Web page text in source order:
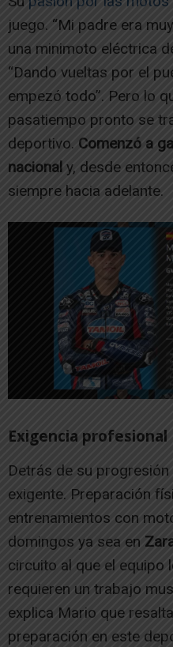
juego. “Mi padre era
una minimoto eléctrica
“Dando vueltas por el
empezó todo”. Pero lo
pasatiempo pronto se
deportivo. Comenzó a
nacional y, desde
siempre hacia adelante.
Exigencia profesional
Detrás de su progresión
exigente. Preparación
entrenamientos con
domingos ya sea en
circuito al que el equipo
requieren un trabajo
explica Mario que
preparación en este